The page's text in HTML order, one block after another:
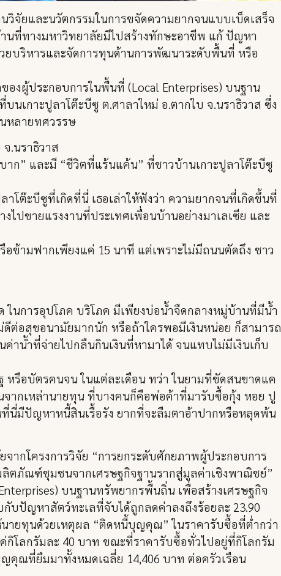
จัยและนวัตกรรมในการขจัดความยากจนแบบเบ็ดเสร็จ
นที่ทางมหาวิทยาลัยมีไปสร้างทักษะอาชีพ แก้ ปัญหา
ยบริหารและจัดการทุนด้านการพัฒนาระดับพื้นที่ หรือ
งผู้ประกอบการในพื้นที่ (Local Enterprises) บนฐาน
เกาะปูลาโต๊ะบีซู ต.ศาลาใหม่ อ.ตากใบ จ.นราธิวาส ซึ่ง
หลายทศวรรษ
.นราธิวาส
ก” และมี “ชีวิตที่แร้นแค้น” ที่ชาวบ้านเกาะปูลาโต๊ะบีซู
โต๊ะบีซูที่เกิดที่นี่ เธอเล่าให้ฟังว่า ความยากจนที่เกิดขึ้นที่
ปขายแรงงานที่ประเทศเพื่อนบ้านอย่างมาเลเซีย และ
อข้ามฟากเพียงแค่ 15 นาที แต่เพราะไม่มีถนนตัดถึง ชาว
นการอุปโภค บริโภค มีเพียงบ่อน้ำจืดกลางหมู่บ้านที่มีน้ำ
ต่อสุขอนามัยมากนัก หรือถ้าใครพอมีเงินหน่อย ก็สามารถ
าน้ำที่จ่ายไปกลืนกินเงินที่หามาได้ จนแทบไม่มีเงินเก็บ
หรือบัตรคนจน ในแต่ละเดือน ทว่า ในยามที่ขัดสนขาดแค
จากเหล่านายทุน ที่บางคนก็คือพ่อค้าที่มารับซื้อกุ้ง หอย ปู
นี่มีปัญหาหนี้สินเรื้อรัง ยากที่จะลืมตาอ้าปากหรือหลุดพ้น
ากโครงการวิจัย “การยกระดับศักยภาพผู้ประกอบการ
ตภัณฑ์ชุมชนจากเศรษฐกิจฐานรากสู่มูลค่าเชิงพาณิชย์”
บนฐานทรัพยากรพื้นถิ่น เพื่อสร้างเศรษฐกิจ
บปัญหาสัตว์ทะเลที่จับได้ถูกลดค่าลงถึงร้อยละ 23.90
ายทุนด้วยเหตุผล “ติดหนี้บุญคุณ” ในราคารับซื้อที่ต่ำกว่า
โลกรัมละ 40 บาท ขณะที่ราคารับซื้อทั่วไปอยู่ที่กิโลกรัม
คุณที่ยืมมาทั้งหมดเฉลี่ย 14,406 บาท ต่อครัวเรือน